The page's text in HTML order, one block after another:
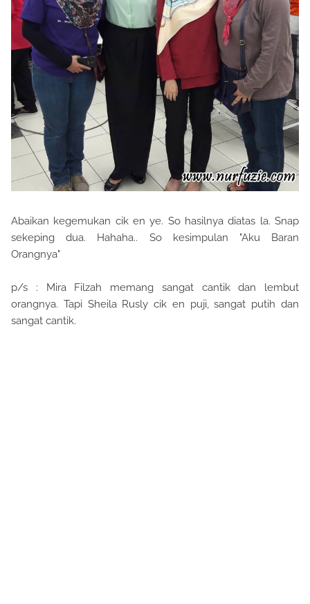
Abaikan kegemukan cik en ye. So hasilnya diatas la. Snap
sekeping dua. Hahaha.. So kesimpulan "Aku Baran
Orangnya"
p/s : Mira Filzah memang sangat cantik dan lembut
orangnya. Tapi Sheila Rusly cik en puji, sangat putih dan
sangat cantik.